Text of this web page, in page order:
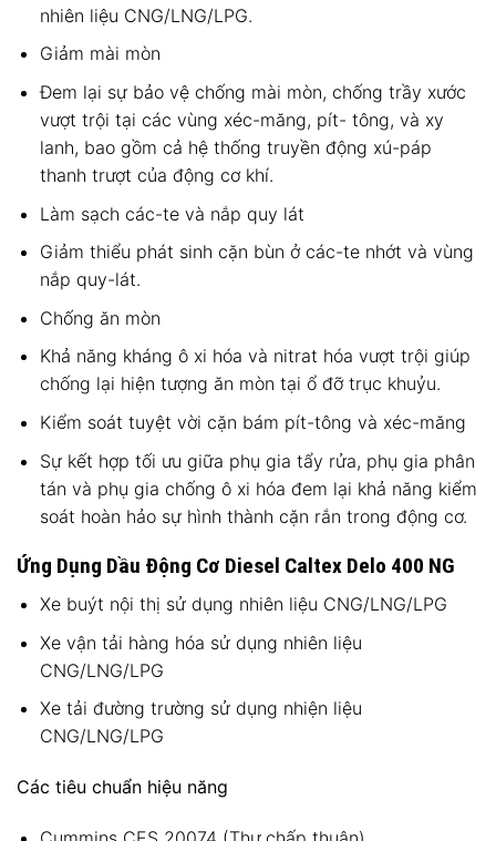
nhiên liệu CNG/LNG/LPG.
Giảm mài mòn
Đem lại sự bảo vệ chống mài mòn, chống trầy xước
vượt trội tại các vùng xéc-măng, pít- tông, và xy
lanh, bao gồm cả hệ thống truyền động xú-páp
thanh trượt của động cơ khí.
Làm sạch các-te và nắp quy lát
Giảm thiểu phát sinh cặn bùn ở các-te nhớt và vùng
nắp quy-lát.
Chống ăn mòn
Khả năng kháng ô xi hóa và nitrat hóa vượt trội giúp
chống lại hiện tượng ăn mòn tại ổ đỡ trục khuỷu.
Kiểm soát tuyệt vời cặn bám pít-tông và xéc-măng
Sự kết hợp tối ưu giữa phụ gia tẩy rửa, phụ gia phân
tán và phụ gia chống ô xi hóa đem lại khả năng kiểm
soát hoàn hảo sự hình thành cặn rắn trong động cơ.
Ứng Dụng Dầu Động Cơ Diesel Caltex Delo 400 NG
Xe buýt nội thị sử dụng nhiên liệu CNG/LNG/LPG
Xe vận tải hàng hóa sử dụng nhiên liệu
CNG/LNG/LPG
Xe tải đường trường sử dụng nhiện liệu
CNG/LNG/LPG
Các tiêu chuẩn hiệu năng